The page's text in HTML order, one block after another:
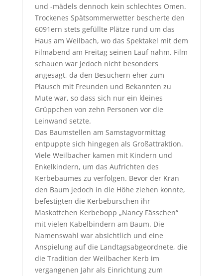
und -mädels dennoch kein schlechtes Omen.
Trockenes Spätsommerwetter bescherte den
6091ern stets gefüllte Plätze rund um das
Haus am Weilbach, wo das Spektakel mit dem
Filmabend am Freitag seinen Lauf nahm. Film
schauen war jedoch nicht besonders
angesagt, da den Besuchern eher zum
Plausch mit Freunden und Bekannten zu
Mute war, so dass sich nur ein kleines
Grüppchen von zehn Personen vor die
Leinwand setzte.
Das Baumstellen am Samstagvormittag
entpuppte sich hingegen als Großattraktion.
Viele Weilbacher kamen mit Kindern und
Enkelkindern, um das Aufrichten des
Kerbebaumes zu verfolgen. Bevor der Kran
den Baum jedoch in die Höhe ziehen konnte,
befestigten die Kerbeburschen ihr
Maskottchen Kerbebopp „Nancy Fässchen“
mit vielen Kabelbindern am Baum. Die
Namenswahl war absichtlich und eine
Anspielung auf die Landtagsabgeordnete, die
die Tradition der Weilbacher Kerb im
vergangenen Jahr als Einrichtung zum